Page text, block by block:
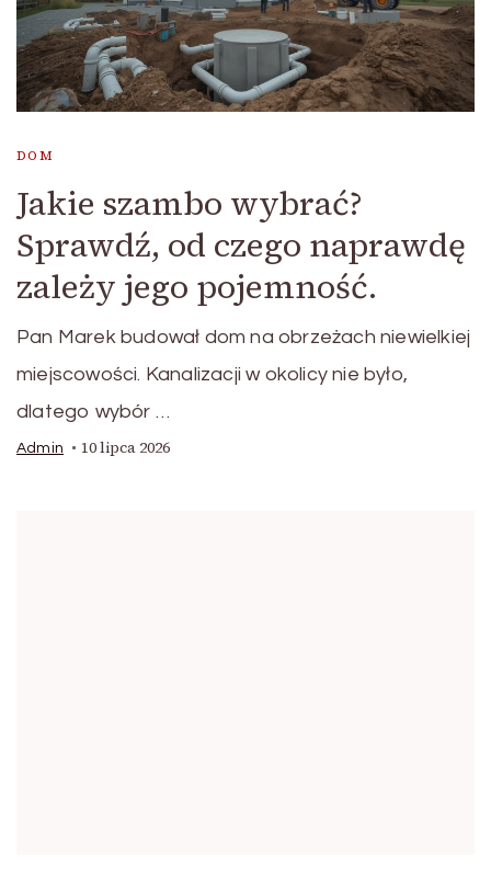
DOM
Jakie szambo wybrać?
Sprawdź, od czego naprawdę
zależy jego pojemność.
Pan Marek budował dom na obrzeżach niewielkiej
miejscowości. Kanalizacji w okolicy nie było,
dlatego wybór …
Admin 10 lipca 2026